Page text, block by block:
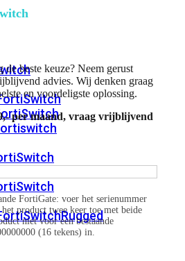
beste keuze? Neem gerust
advies. Wij denken graag
en voordeligste oplossing.
per maand, vraag vrijblijvend
FortiGate: voer het serienummer
product twee keer toe met beide
niet voor een bestaande
(16 tekens) in.